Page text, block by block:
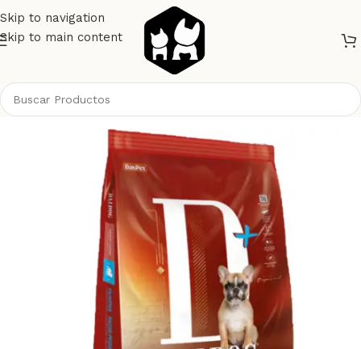
Skip to navigation
Skip to main content